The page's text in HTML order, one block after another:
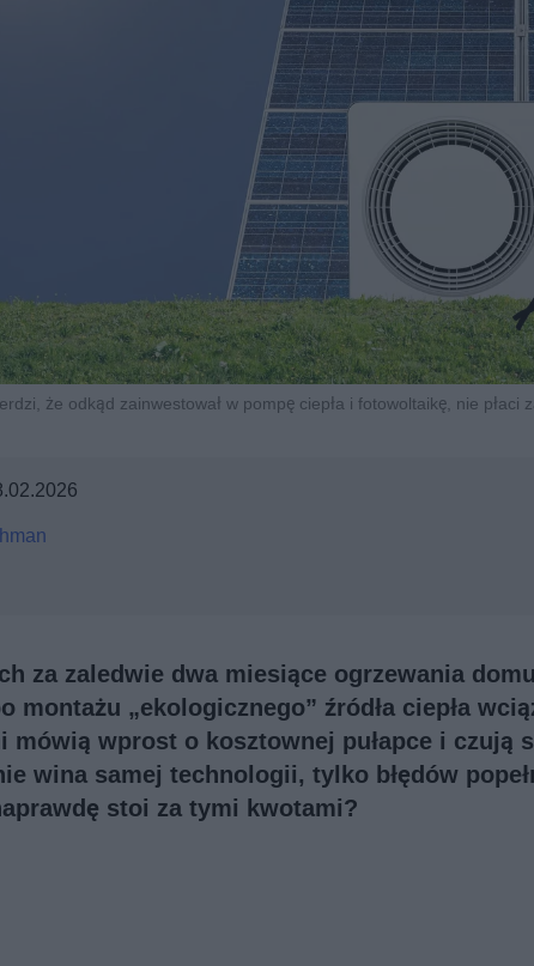
że odkąd zainwestował w pompę ciepła i fotowoltaikę, nie płaci
za zaledwie dwa miesiące ogrzewania
montażu „ekologicznego” źródła ciepła
mówią wprost o kosztownej pułapce i czują
wina samej technologii, tylko błędów
stoi za tymi kwotami?